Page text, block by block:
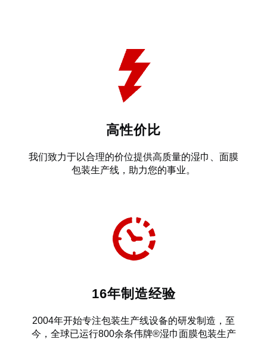
高性价比
我们致力于以合理的价位提供高质量的湿巾、面膜
包装生产线，助力您的事业。
16年制造经验
2004年开始专注包装生产线设备的研发制造，至
今，全球已运行800余条伟牌®湿巾面膜包装生产